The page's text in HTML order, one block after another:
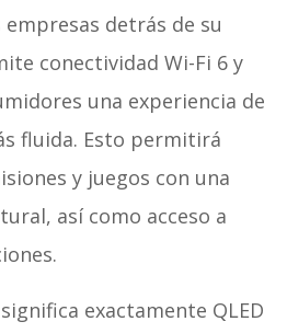
detrás de su
conectividad Wi-Fi 6 y
una experiencia de
fluida. Esto permitirá
y juegos con una
así como acceso a
exactamente QLED